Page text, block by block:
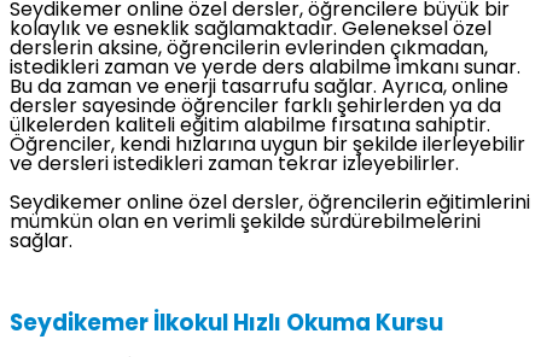
Seydikemer online özel dersler, öğrencilere büyük bir
kolaylık ve esneklik sağlamaktadır. Geleneksel özel
derslerin aksine, öğrencilerin evlerinden çıkmadan,
istedikleri zaman ve yerde ders alabilme imkanı sunar.
Bu da zaman ve enerji tasarrufu sağlar. Ayrıca, online
dersler sayesinde öğrenciler farklı şehirlerden ya da
ülkelerden kaliteli eğitim alabilme fırsatına sahiptir.
Öğrenciler, kendi hızlarına uygun bir şekilde ilerleyebilir
ve dersleri istedikleri zaman tekrar izleyebilirler.
Seydikemer online özel dersler, öğrencilerin eğitimlerini
mümkün olan en verimli şekilde sürdürebilmelerini
sağlar.
Seydikemer İlkokul Hızlı Okuma Kursu